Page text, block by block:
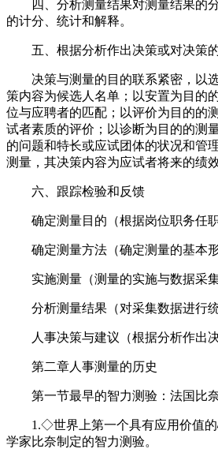
四、分析测量结果对测量结果的
的计分、统计和解释。
五、根据分析作出决策或对决策
决策与测量的目的联系紧密，以
策内容为候选人名单；以安置为目的
位与应聘者的匹配；以评价为目的的
试者素质的评价；以诊断为目的的测
的问题和特长或应试团体的状况和管
测量，其决策内容为应试者将来的绩
六、跟踪检验和反馈
确定测量目的（根据岗位职务任职
确定测量方法（确定测量的基本形
实施测量（测量的实施与数据采集
分析测量结果（对采集数据进行统
人事决策与建议（根据分析作出决
第二章人事测量的历史
第一节最早的智力测验：法国比
1.◇世界上第一个具有应用价值的
学家比奈制定的智力测验。